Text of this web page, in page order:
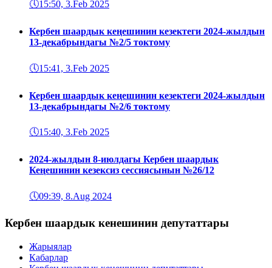
🕔15:50, 3.Feb 2025
Кербен шаардык кеңешинин кезектеги 2024-жылдын
13-декабрындагы №2/5 токтому
🕔15:41, 3.Feb 2025
Кербен шаардык кеңешинин кезектеги 2024-жылдын
13-декабрындагы №2/6 токтому
🕔15:40, 3.Feb 2025
2024-жылдын 8-июлдагы Кербен шаардык
Кеңешинин кезексиз сессиясынын №26/12
🕔09:39, 8.Aug 2024
Кербен шаардык кенешинин депутаттары
Жарыялар
Кабарлар